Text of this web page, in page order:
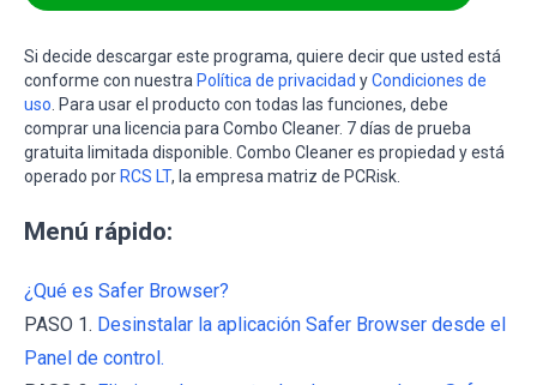
Si decide descargar este programa, quiere decir que usted está
conforme con nuestra Política de privacidad yCondiciones de
uso . Para usar el producto con todas las funciones, debe
comprar una licencia para Combo Cleaner. 7 días de prueba
gratuita limitada disponible. Combo Cleaner es propiedad y está
operado por RCS LT, la empresa matriz de PCRisk.
Menú rápido:
¿Qué es Safer Browser?
PASO 1. Desinstalar la aplicación Safer Browser desde el
Panel de control.